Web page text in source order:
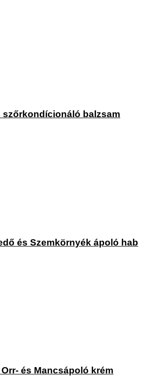
balzsam
és Szemkörnyék ápoló hab
és Mancsápoló krém